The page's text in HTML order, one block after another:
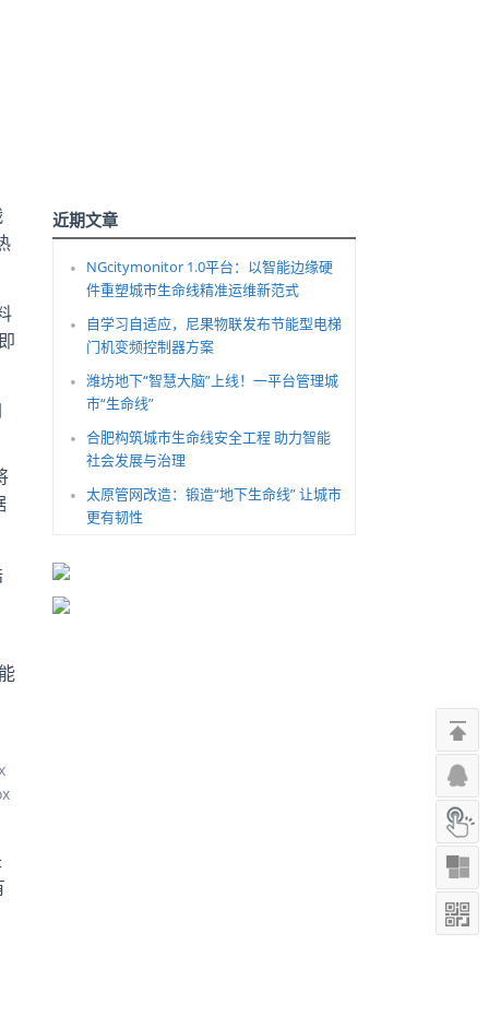
近期文章
NGcitymonitor 1.0平台：以智能边缘硬
件重塑城市生命线精准运维新范式
自学习自适应，尼果物联发布节能型电梯
门机变频控制器方案
潍坊地下“智慧大脑”上线！一平台管理城
市“生命线”
合肥构筑城市生命线安全工程 助力智能
社会发展与治理
太原管网改造：锻造“地下生命线” 让城市
更有韧性